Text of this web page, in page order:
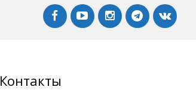
Контакты